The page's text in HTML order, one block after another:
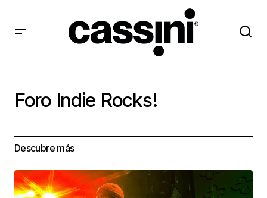
Foro Indie Rocks!
Descubre más